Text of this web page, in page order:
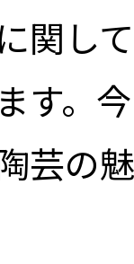
関し
す。
芸の